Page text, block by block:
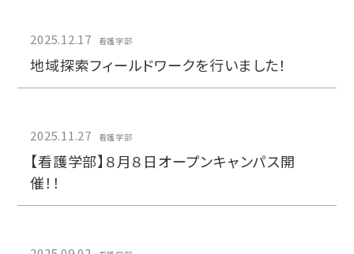
2025.12.17 看護学部
地域探索フィールドワークを行いました！
2025.11.27 看護学部
【看護学部】８月８日​オープンキャンパス開
催！！